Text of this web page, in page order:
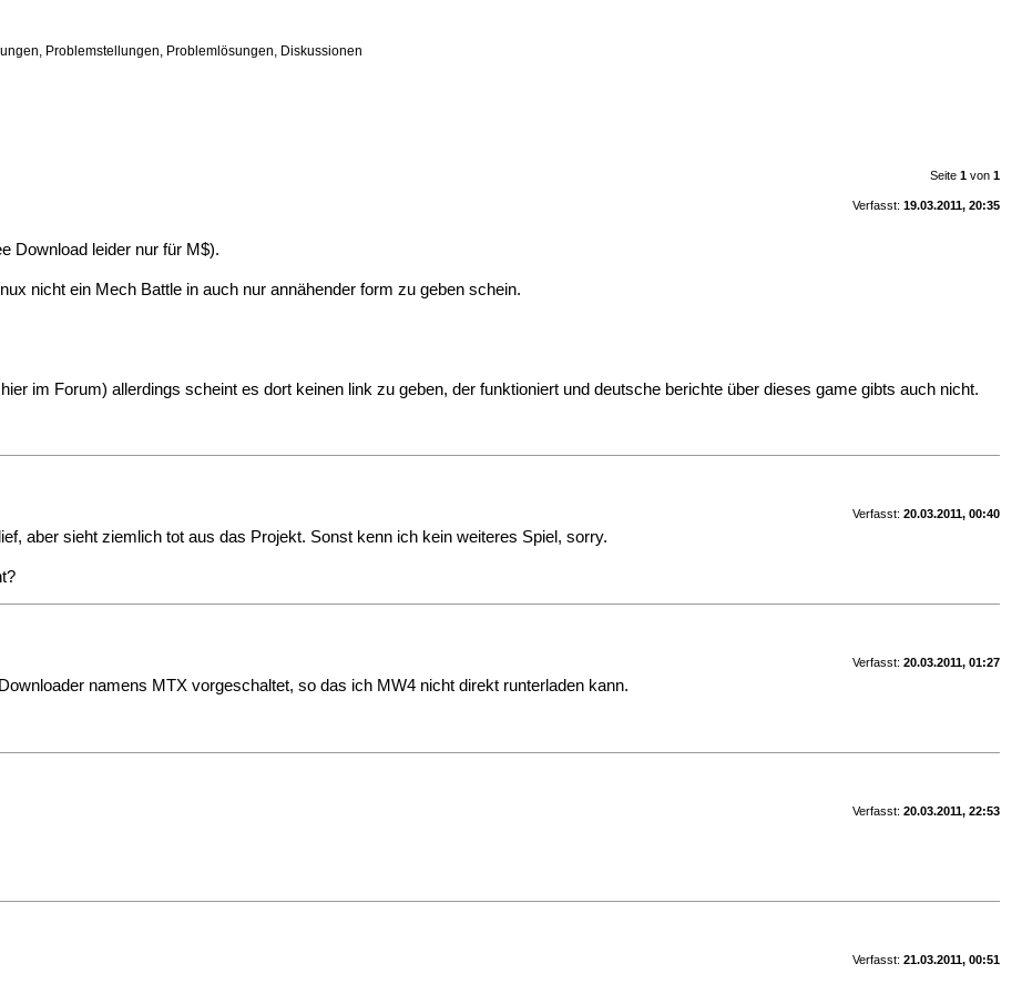
Problemstellungen, Problemlösungen, Diskussionen
Seite 1von 1
Verfasst: 19.03.2011, 20:35
Download leider nur für M$).
nicht ein Mech Battle in auch nur annähender form zu geben schein.
im Forum) allerdings scheint es dort keinen link zu geben, der funktioniert und deutsche berichte über dieses game gibts auch nicht.
Verfasst: 20.03.2011, 00:40
aber sieht ziemlich tot aus das Projekt. Sonst kenn ich kein weiteres Spiel, sorry.
Verfasst: 20.03.2011, 01:27
namens MTX vorgeschaltet, so das ich MW4 nicht direkt runterladen kann.
Verfasst: 20.03.2011, 22:53
Verfasst: 21.03.2011, 00:51